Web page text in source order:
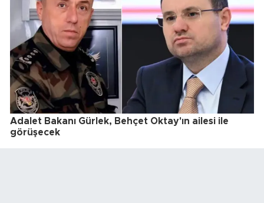
Adalet Bakanı Gürlek, Behçet Oktay'ın ailesi ile
görüşecek